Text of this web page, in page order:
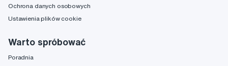
Ochrona danych osobowych
Ustawienia plików cookie
Warto spróbować
Poradnia